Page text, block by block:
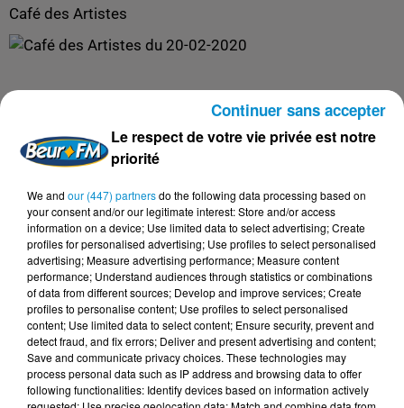
Café des Artistes
Le respect de votre vie privée est notre
priorité
We and our (447) partnersdo the following data processing based on
your consent and/or our legitimate interest: Store and/or access
information on a device; Use limited data to select advertising; Create
profiles for personalised advertising; Use profiles to select personalised
advertising; Measure advertising performance; Measure content
performance; Understand audiences through statistics or combinations
of data from different sources; Develop and improve services; Create
profiles to personalise content; Use profiles to select personalised
content; Use limited data to select content; Ensure security, prevent and
detect fraud, and fix errors; Deliver and present advertising and content;
Save and communicate privacy choices. These technologies may
process personal data such as IP address and browsing data to offer
following functionalities: Identify devices based on information actively
Continuer sans accepter